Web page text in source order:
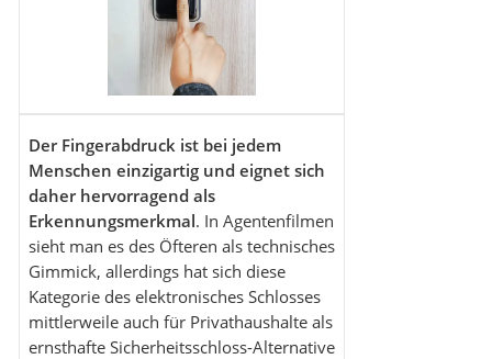
Der Fingerabdruck ist bei jedem
Menschen einzigartig und eignet sich
daher hervorragend als
Erkennungsmerkmal. In Agentenfilmen
sieht man es des Öfteren als technisches
Gimmick, allerdings hat sich diese
Kategorie des elektronisches Schlosses
mittlerweile auch für Privathaushalte als
ernsthafte Sicherheitsschloss-Alternative